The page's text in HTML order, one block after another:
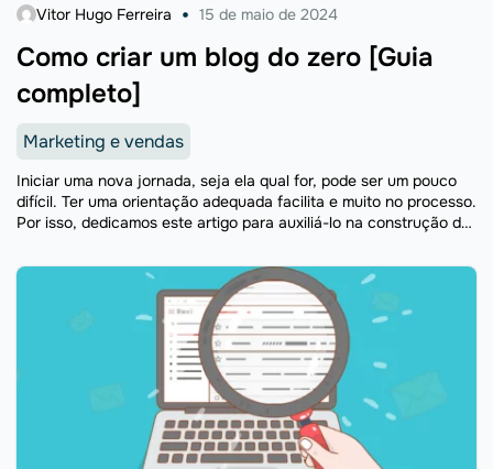
Como criar um blog do zero [Guia
completo]
Vitor Hugo Ferreira 15 de maio de 2024
Marketing e vendas
Iniciar uma nova jornada, seja ela qual for, pode ser um pouco
difícil. Ter uma orientação adequada facilita e muito no processo.
Por isso, dedicamos este artigo para auxiliá-lo na construção de